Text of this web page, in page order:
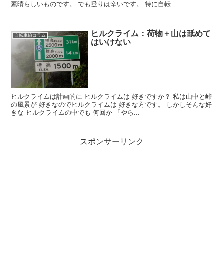
素晴らしいものです。 でも登りは辛いです。 特に自転...
自転車旅コラム
ヒルクライム：荷物＋山は舐めて
はいけない
ヒルクライムは計画的に ヒルクライムは 好きですか？ 私は山中と峠
の風景が 好きなのでヒルクライムは 好きな方です。 しかしそんな好
きな ヒルクライムの中でも 何回か 「やら...
スポンサーリンク